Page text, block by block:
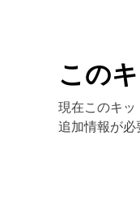
この
現在このキ
追加情報が必